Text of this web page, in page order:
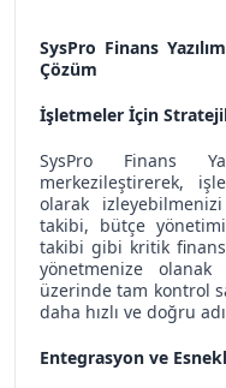
SysPro Finans
Çözüm
İşletmeler İçin
SysPro Finans
merkezileştirerek,
olarak
takibi, bütçe
takibi gibi kritik
yönetmenize
üzerinde tam kontrol
daha hızlı ve doğru
Entegrasyon ve